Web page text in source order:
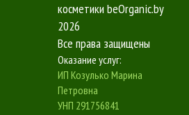
косметики beOrganic.by
2026
Все права защищены
Оказание услуг:
ИП Козулько Марина
Петровна
УНП 291756841